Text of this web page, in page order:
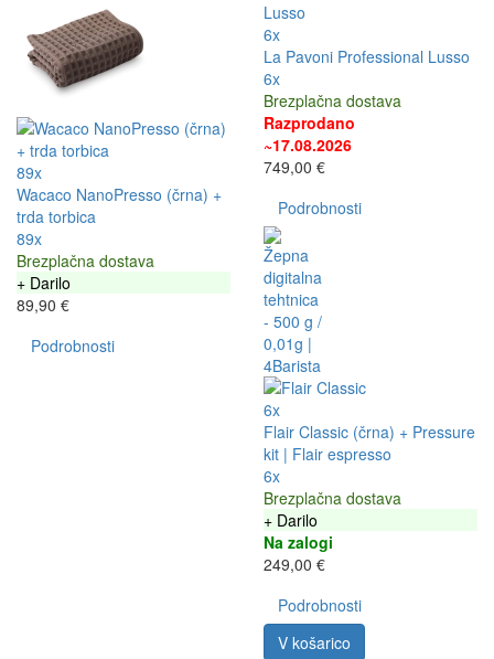
89x
Wacaco NanoPresso (črna) +
trda torbica
89x
Brezplačna dostava
+ Darilo
89,90 €
Podrobnosti
6x
La Pavoni Professional Lusso
6x
Brezplačna dostava
Razprodano
~17.08.2026
749,00 €
Podrobnosti
6x
Flair Classic (črna) + Pressure
kit | Flair espresso
6x
Brezplačna dostava
+ Darilo
Na zalogi
249,00 €
Podrobnosti
V košarico